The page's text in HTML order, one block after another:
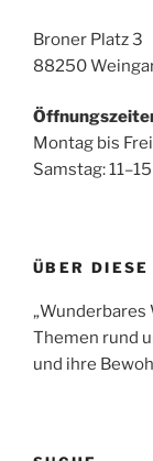
Broner Platz 3
88250
Montag bis
Samstag:
ÜBER
„Wunderbares
Themen rund
und ihre